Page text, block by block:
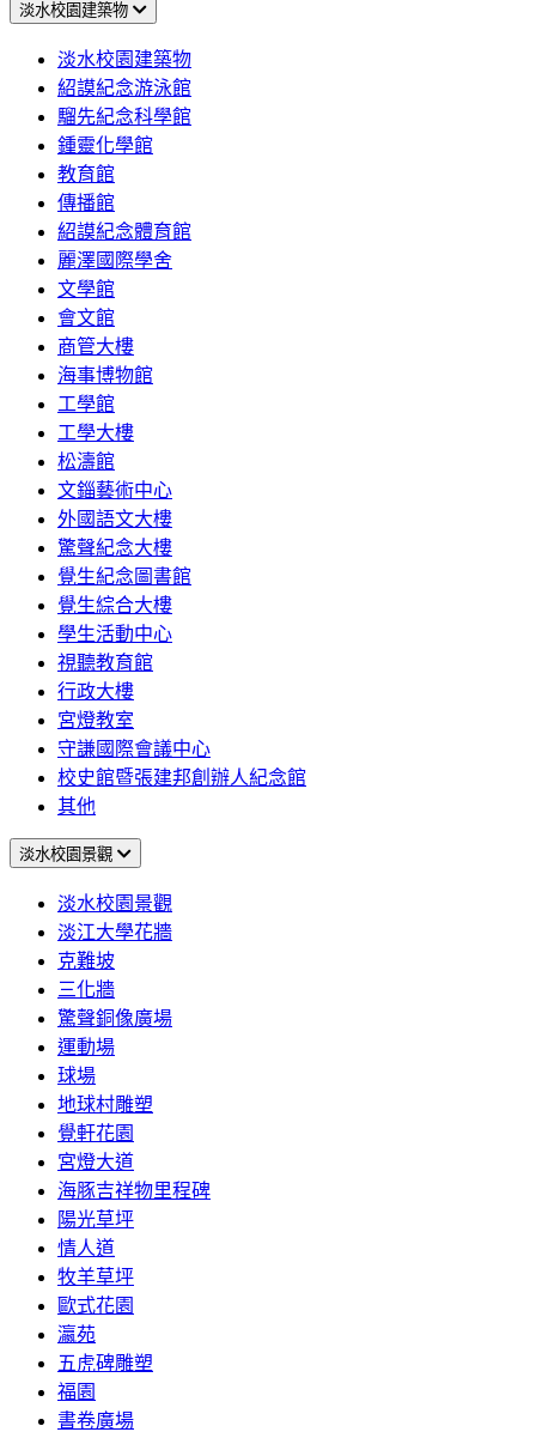
淡水校園建築物
淡水校園建築物
紹謨紀念游泳館
騮先紀念科學館
鍾靈化學館
教育館
傳播館
紹謨紀念體育館
麗澤國際學舍
文學館
會文館
商管大樓
海事博物館
工學館
工學大樓
松濤館
文錙藝術中心
外國語文大樓
驚聲紀念大樓
覺生紀念圖書館
覺生綜合大樓
學生活動中心
視聽教育館
行政大樓
宮燈教室
守謙國際會議中心
校史館暨張建邦創辦人紀念館
其他
淡水校園景觀
淡水校園景觀
淡江大學花牆
克難坡
三化牆
驚聲銅像廣場
運動場
球場
地球村雕塑
覺軒花園
宮燈大道
海豚吉祥物里程碑
陽光草坪
情人道
牧羊草坪
歐式花園
瀛苑
五虎碑雕塑
福園
書卷廣場